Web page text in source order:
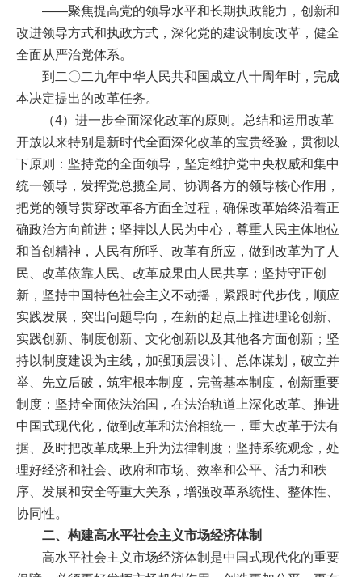
——聚焦提高党的领导水平和长期执政能力，创新和
改进领导方式和执政方式，深化党的建设制度改革，健全
全面从严治党体系。
到二〇二九年中华人民共和国成立八十周年时，完成
本决定提出的改革任务。
（4）进一步全面深化改革的原则。总结和运用改革
开放以来特别是新时代全面深化改革的宝贵经验，贯彻以
下原则：坚持党的全面领导，坚定维护党中央权威和集中
统一领导，发挥党总揽全局、协调各方的领导核心作用，
把党的领导贯穿改革各方面全过程，确保改革始终沿着正
确政治方向前进；坚持以人民为中心，尊重人民主体地位
和首创精神，人民有所呼、改革有所应，做到改革为了人
民、改革依靠人民、改革成果由人民共享；坚持守正创
新，坚持中国特色社会主义不动摇，紧跟时代步伐，顺应
实践发展，突出问题导向，在新的起点上推进理论创新、
实践创新、制度创新、文化创新以及其他各方面创新；坚
持以制度建设为主线，加强顶层设计、总体谋划，破立并
举、先立后破，筑牢根本制度，完善基本制度，创新重要
制度；坚持全面依法治国，在法治轨道上深化改革、推进
中国式现代化，做到改革和法治相统一，重大改革于法有
据、及时把改革成果上升为法律制度；坚持系统观念，处
理好经济和社会、政府和市场、效率和公平、活力和秩
序、发展和安全等重大关系，增强改革系统性、整体性、
协同性。
二、构建高水平社会主义市场经济体制
高水平社会主义市场经济体制是中国式现代化的重要